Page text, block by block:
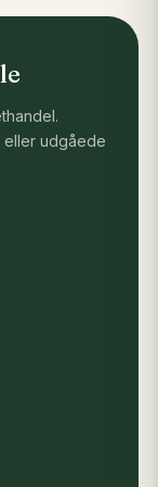
udgåede